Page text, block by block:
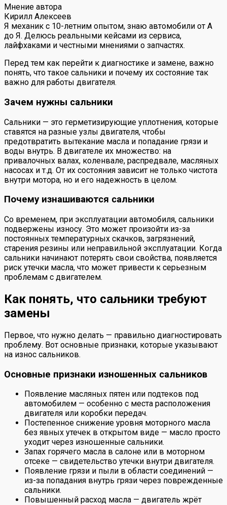
Мнение автора
Кирилл Алексеев
Я механик с 10-летним опытом, знаю автомобили от А
до Я. Делюсь реальными кейсами из сервиса,
лайфхаками и честными мнениями о запчастях.
Перед тем как перейти к диагностике и замене, важно
понять, что такое сальники и почему их состояние так
важно для работы двигателя.
Зачем нужны сальники
Сальники — это герметизирующие уплотнения, которые
ставятся на разные узлы двигателя, чтобы
предотвратить вытекание масла и попадание грязи и
воды внутрь. В двигателе их множество: на
привалочных валах, коленвале, распредвале, масляных
насосах и т.д. От их состояния зависит не только чистота
внутри мотора, но и его надежность в целом.
Почему изнашиваются сальники
Со временем, при эксплуатации автомобиля, сальники
подвержены износу. Это может произойти из-за
постоянных температурных скачков, загрязнений,
старения резины или неправильной эксплуатации. Когда
сальники начинают потерять свои свойства, появляется
риск утечки масла, что может привести к серьезным
проблемам с двигателем.
Как понять, что сальники требуют
замены
Первое, что нужно делать — правильно диагностировать
проблему. Вот основные признаки, которые указывают
на износ сальников.
Основные признаки изношенных сальников
Появление масляных пятен или подтеков под
автомобилем — особенно с места расположения
двигателя или коробки передач.
Постепенное снижение уровня моторного масла
без явных утечек в открытом виде — масло просто
уходит через изношенные сальники.
Запах горячего масла в салоне или в моторном
отсеке — свидетельство утечки внутри двигателя.
Появление грязи и пыли в области соединений —
из-за попадания внутрь грязи через поврежденные
сальники.
Повышенный расход масла — двигатель жрёт